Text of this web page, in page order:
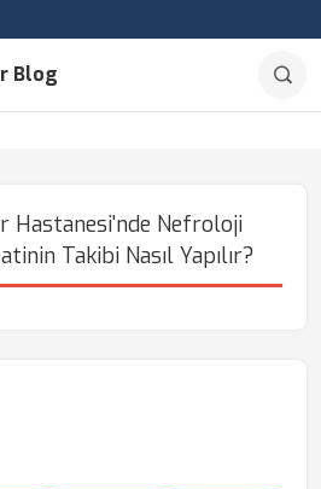
Blog
Hastanesi'nde Nefroloji
Takibi Nasıl Yapılır?